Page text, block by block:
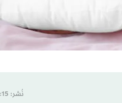
نُشر: 17:15-5 يونيو 2022 م ـ 06 ذو القِعدة 1443 هـ